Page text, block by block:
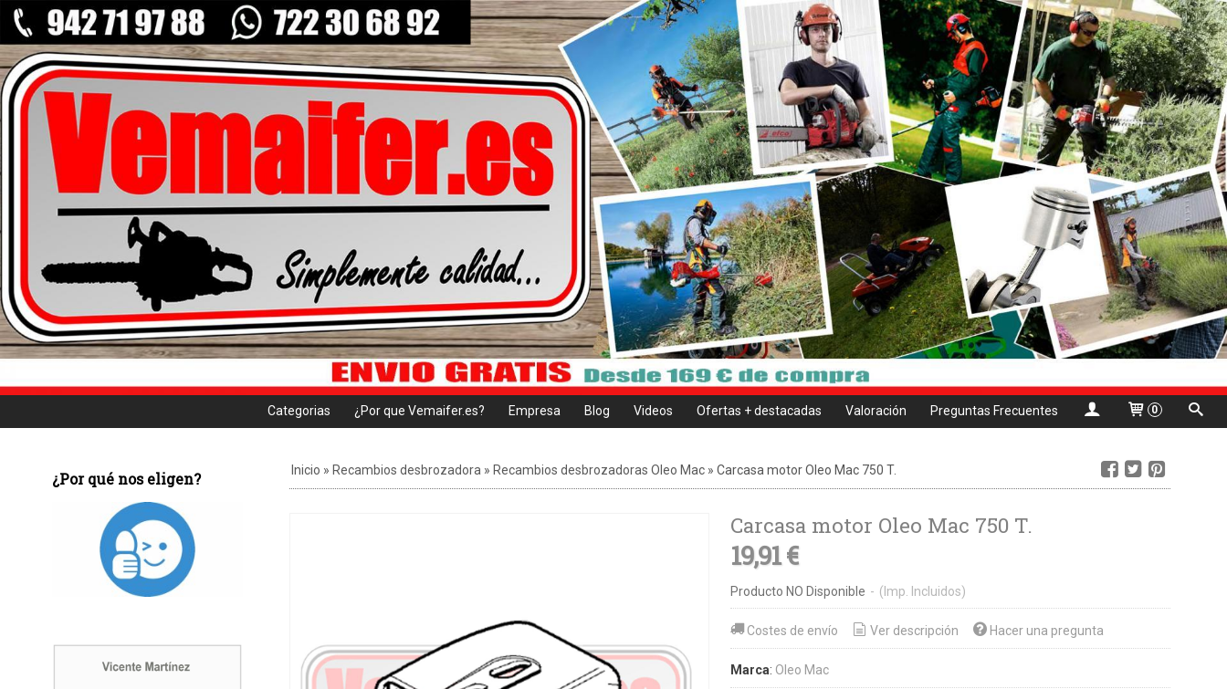
Categorias ¿Por que Vemaifer.es? Empresa Blog Videos Ofertas + destacadas Valoración Preguntas Frecuentes 0
¿Por qué nos eligen? Inicio » Recambios desbrozadora » Recambios desbrozadoras Oleo Mac» Carcasa motor Oleo Mac 750 T.
Carcasa motor Oleo Mac 750 T.
19,91 €
Producto NO Disponible - (Imp. Incluidos)
Costes de envío Ver descripción Hacer una pregunta
Marca: Oleo Mac